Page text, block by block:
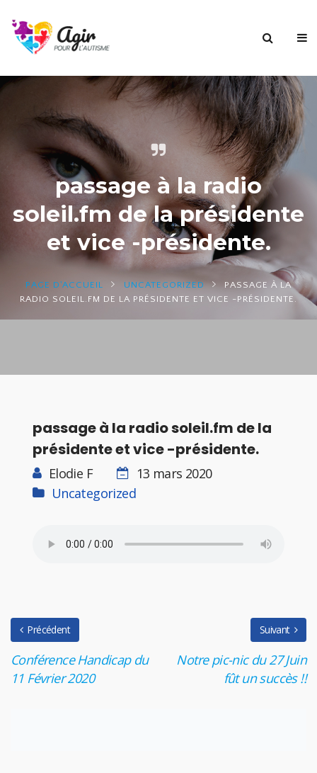
passage à la radio
soleil.fm de la présidente
et vice -présidente.
PAGE D'ACCUEIL UNCATEGORIZED
PASSAGE À LA
RADIO SOLEIL.FM DE LA PRÉSIDENTE ET VICE -PRÉSIDENTE.
passage à la radio soleil.fm de la
présidente et vice -présidente.
Elodie F
13 mars 2020
Uncategorized
Précédent
Conférence Handicap du
11 Février 2020
Suivant
Notre pic-nic du 27 Juin
fût un succès !!